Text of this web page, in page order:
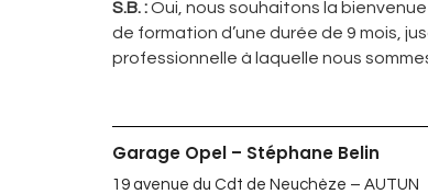
S.B. :Oui, nous souhaitons la
de formation d’une durée de 9 mois,
professionnelle à laquelle nous
Garage Opel – Stéphane Belin
19 avenue du Cdt de Neuchèze – AUTUN